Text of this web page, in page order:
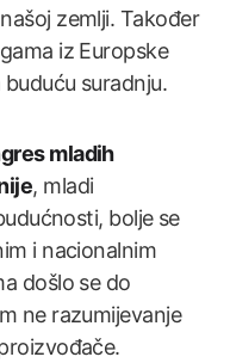
zemlji. Također
iz Europske
suradnju.
mladih
, mladi
bolje se
i nacionalnim
došlo se do
ne razumijevanje